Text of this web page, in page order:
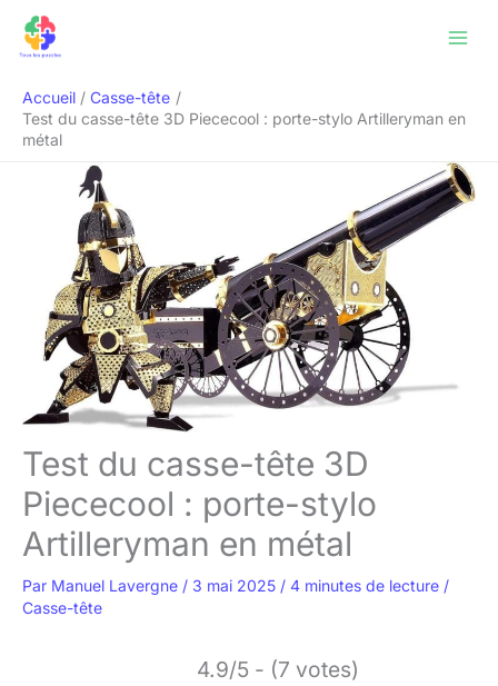
Accueil
Casse-tête
Test du casse-tête 3D Piececool : porte-stylo Artilleryman en
métal
Test du casse-tête 3D
Piececool : porte-stylo
Artilleryman en métal
Par Manuel Lavergne / 3 mai 2025 / 4 minutes de lecture /
Casse-tête
4.9/5 - (7 votes)
Rechercher